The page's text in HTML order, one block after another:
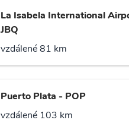
La Isabela International
JBQ
vzdálené 81 km
Puerto Plata - POP
vzdálené 103 km